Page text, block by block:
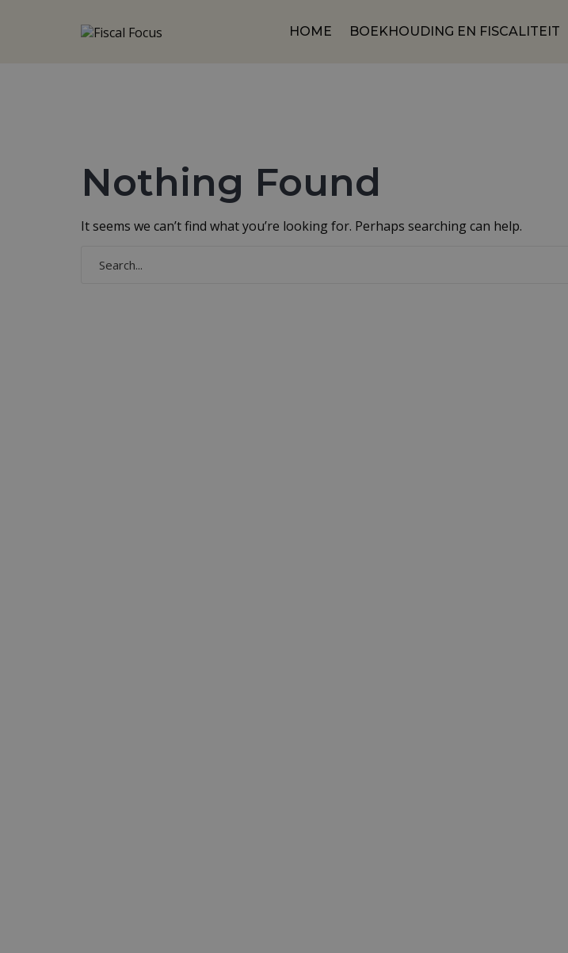
HOME BOEKHOUDING EN FISCALITEIT
Nothing Found
It seems we can’t find what you’re looking for. Perhaps searching can help.